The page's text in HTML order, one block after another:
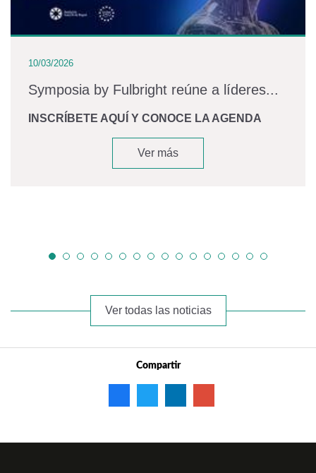
10/03/2026
Symposia by Fulbright reúne a líderes...
INSCRÍBETE AQUÍ Y CONOCE LA AGENDA
Ver más
Ver todas las noticias
Compartir